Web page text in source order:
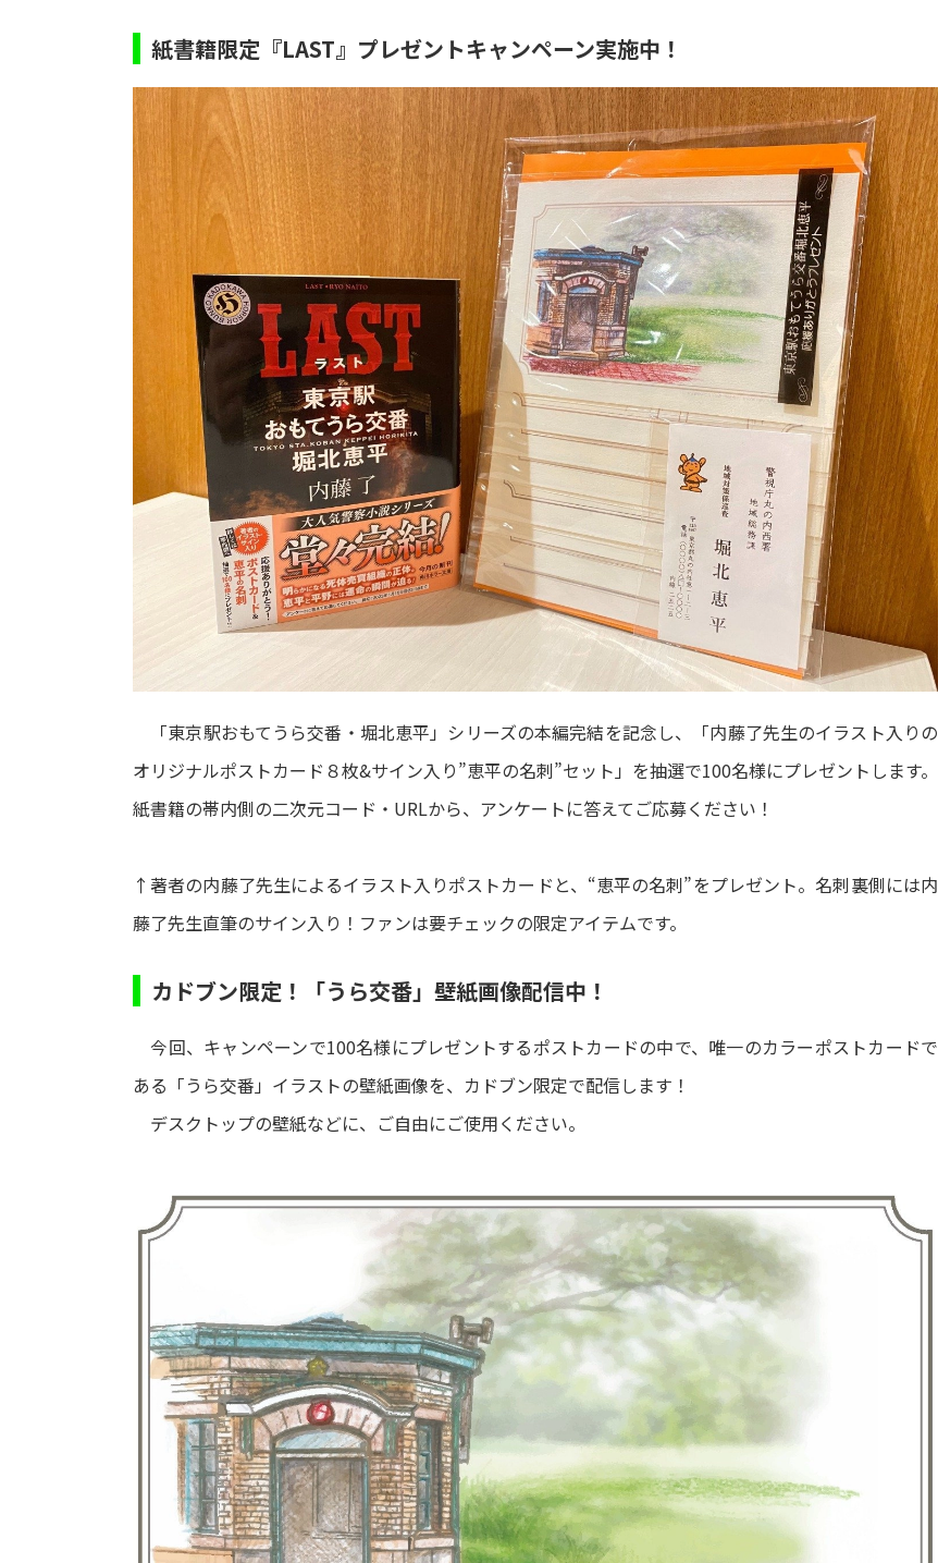
紙書籍限定『LAST』プレゼントキャンペーン実施中！
「東京駅おもてうら交番・堀北恵平」シリーズの本編完結を記念し、「内藤了先生のイラスト入りの
オリジナルポストカード８枚&サイン入り”恵平の名刺”セット」を抽選で100名様にプレゼントします。
紙書籍の帯内側の二次元コード・URLから、アンケートに答えてご応募ください！
↑著者の内藤了先生によるイラスト入りポストカードと、“恵平の名刺”をプレゼント。名刺裏側には内
藤了先生直筆のサイン入り！ファンは要チェックの限定アイテムです。
カドブン限定！「うら交番」壁紙画像配信中！
今回、キャンペーンで100名様にプレゼントするポストカードの中で、唯一のカラーポストカードで
ある「うら交番」イラストの壁紙画像を、カドブン限定で配信します！
デスクトップの壁紙などに、ご自由にご使用ください。